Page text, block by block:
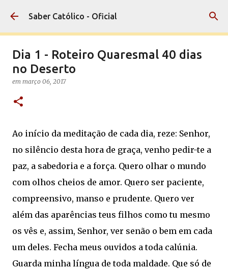
Pular para o conteúdo principal
Saber Católico - Oficial
Dia 1 - Roteiro Quaresmal 40 dias
no Deserto
em março 06, 2017
Ao início da meditação de cada dia, reze: Senhor,
no silêncio desta hora de graça, venho pedir-te a
paz, a sabedoria e a força. Quero olhar o mundo
com olhos cheios de amor. Quero ser paciente,
compreensivo, manso e prudente. Quero ver
além das aparências teus filhos como tu mesmo
os vês e, assim, Senhor, ver senão o bem em cada
um deles. Fecha meus ouvidos a toda calúnia.
Guarda minha língua de toda maldade. Que só de